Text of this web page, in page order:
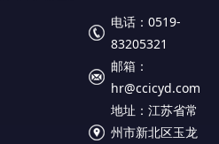
电话：0519-
83205321
邮箱：
hr@ccicyd.com
地址：江苏省常
州市新北区玉龙